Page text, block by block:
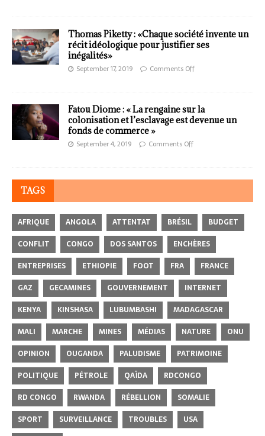
Thomas Piketty : «Chaque société invente un
récit idéologique pour justifier ses
inégalités»
September 17, 2019 Comments Off
Fatou Diome : « La rengaine sur la
colonisation et l’esclavage est devenue un
fonds de commerce »
September 4, 2019 Comments Off
TAGS
AFRIQUE ANGOLA ATTENTAT BRÉSIL
BUDGET
CONFLIT
CONGO DOS SANTOS
ENCHÈRES
ENTREPRISES
ETHIOPIE FOOT FRA
FRANCE
GAZ
GECAMINES GOUVERNEMENT
INTERNET
KENYA
KINSHASA LUBUMBASHI
MADAGASCAR
MALI
MARCHE MINES MÉDIAS NATURE
ONU
OPINION
OUGANDA PALUDISME
PATRIMOINE
POLITIQUE
PÉTROLE QAÏDA
RDCONGO
RD CONGO
RWANDA RÉBELLION
SOMALIE
SPORT
SURVEILLANCE TROUBLES
USA